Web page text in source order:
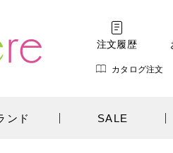
注文履歴
カタログ注文
ンド SALE